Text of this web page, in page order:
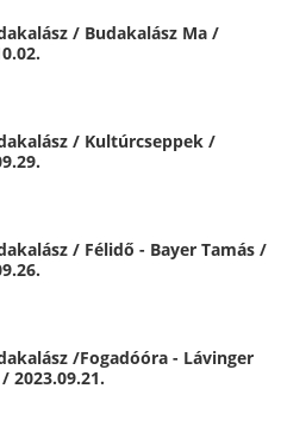
/ Budakalász Ma /
/ Kultúrcseppek /
/ Félidő - Bayer Tamás /
/Fogadóóra - Lávinger
2023.09.21.